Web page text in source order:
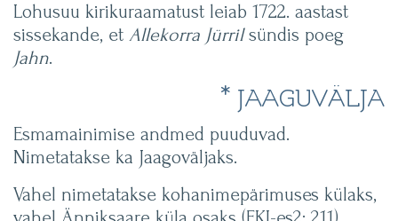
Lohusuu kirikuraamatust leiab 1722. aastast
sissekande, et Allekorra Jürrilsündis poeg
Jahn.
* JAAGUVÄLJA
Esmamainimise andmed puuduvad.
Nimetatakse ka Jaagoväljaks.
Vahel nimetatakse kohanimepärimuses külaks,